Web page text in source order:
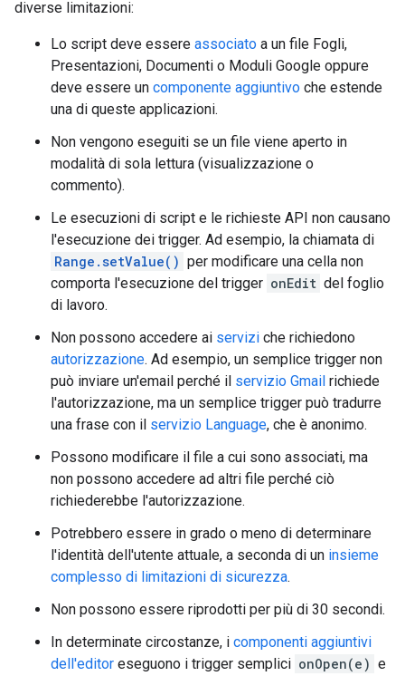
diverse limitazioni:
Lo script deve essere associato a un file Fogli,
Presentazioni, Documenti o Moduli Google oppure
deve essere un componente aggiuntivo che estende
una di queste applicazioni.
Non vengono eseguiti se un file viene aperto in
modalità di sola lettura (visualizzazione o
commento).
Le esecuzioni di script e le richieste API non causano
l'esecuzione dei trigger. Ad esempio, la chiamata di
Range.setValue() per modificare una cella non
comporta l'esecuzione del trigger onEdit del foglio
di lavoro.
Non possono accedere ai servizi che richiedono
autorizzazione. Ad esempio, un semplice trigger non
può inviare un'email perché il servizio Gmail richiede
l'autorizzazione, ma un semplice trigger può tradurre
una frase con il servizio Language, che è anonimo.
Possono modificare il file a cui sono associati, ma
non possono accedere ad altri file perché ciò
richiederebbe l'autorizzazione.
Potrebbero essere in grado o meno di determinare
l'identità dell'utente attuale, a seconda di un insieme
complesso di limitazioni di sicurezza.
Non possono essere riprodotti per più di 30 secondi.
In determinate circostanze, i componenti aggiuntivi
dell'editor eseguono i trigger semplici onOpen(e) e